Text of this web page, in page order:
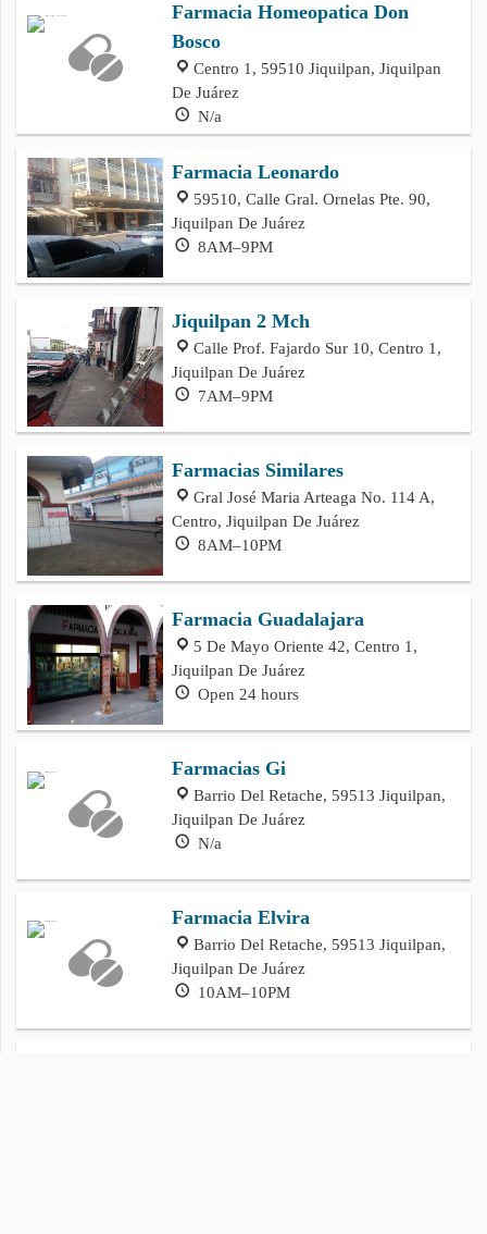
Farmacia Homeopatica Don
Bosco
Centro 1, 59510 Jiquilpan, Jiquilpan
De Juárez
N/a
Farmacia Leonardo
59510, Calle Gral. Ornelas Pte. 90,
Jiquilpan De Juárez
8AM–9PM
Jiquilpan 2 Mch
Calle Prof. Fajardo Sur 10, Centro 1,
Jiquilpan De Juárez
7AM–9PM
Farmacias Similares
Gral José Maria Arteaga No. 114 A,
Centro, Jiquilpan De Juárez
8AM–10PM
Farmacia Guadalajara
5 De Mayo Oriente 42, Centro 1,
Jiquilpan De Juárez
Open 24 hours
Farmacias Gi
Barrio Del Retache, 59513 Jiquilpan,
Jiquilpan De Juárez
N/a
Farmacia Elvira
Barrio Del Retache, 59513 Jiquilpan,
Jiquilpan De Juárez
10AM–10PM